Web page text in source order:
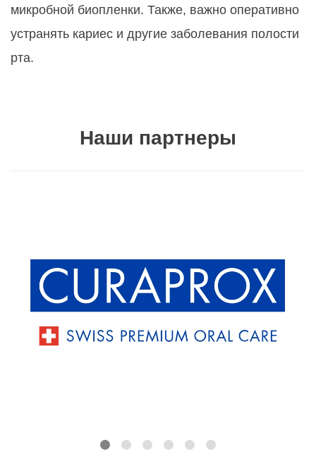
микробной биопленки. Также, важно оперативно
устранять кариес и другие заболевания полости
рта.
Наши партнеры